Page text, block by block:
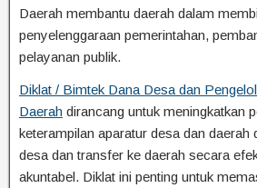
Daerah membantu daerah dalam
penyelenggaraan pemerintahan,
pelayanan publik.
Diklat / Bimtek Dana Desa dan
Daerah dirancang untuk meningkatkan
keterampilan aparatur desa dan daerah
desa dan transfer ke daerah secara
akuntabel. Diklat ini penting untuk